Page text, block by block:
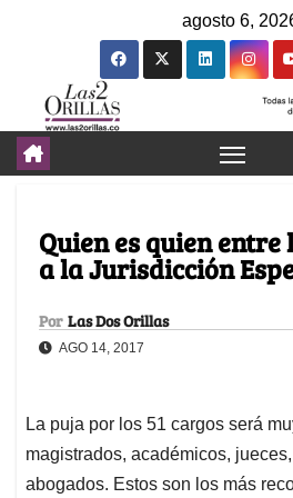
agosto 6,
Quien es quien
a la Jurisdicción
Por Las Dos Orillas
AGO 14, 2017
La puja por los 51 cargos será
magistrados, académicos,
abogados. Estos son los más